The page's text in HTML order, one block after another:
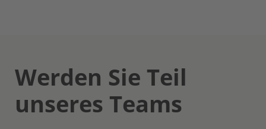
Werden Sie Teil
unseres Teams